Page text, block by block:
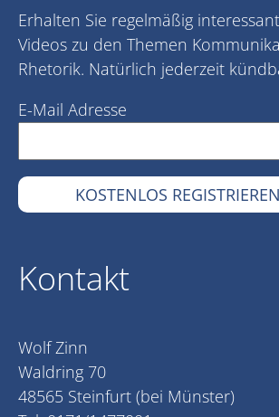
Erhalten Sie regelmäßig
Videos zu den Themen
Rhetorik. Natürlich jederzeit
E-Mail Adresse
Kontakt
Wolf Zinn
Waldring 70
48565 Steinfurt (bei Münster)